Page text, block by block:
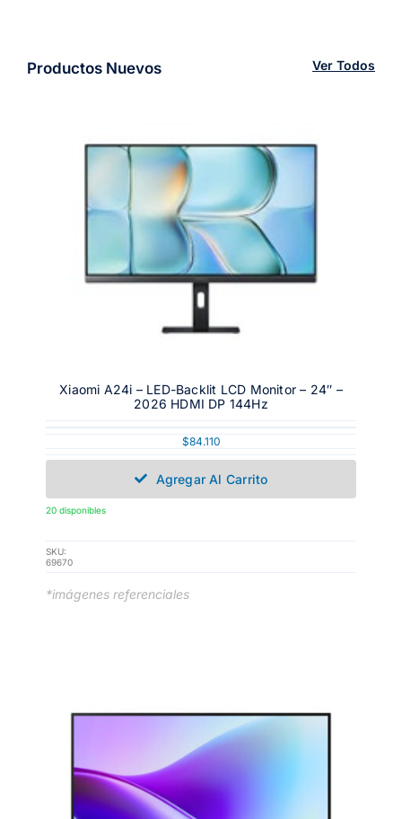
Productos Nuevos Ver Todos
Xiaomi A24i – LED-Backlit LCD Monitor – 24″ –
2026 HDMI DP 144Hz
$84.110
Agregar Al Carrito
20 disponibles
SKU:
69670
*imágenes referenciales